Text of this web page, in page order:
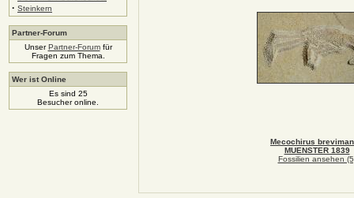
· Steinkern
Partner-Forum
UnserPartner-Forumfür
Fragen zum Thema.
Wer ist Online
Es sind 25
Besucher online.
Mecochirus
MUENSTER 1839
Fossilien ansehen